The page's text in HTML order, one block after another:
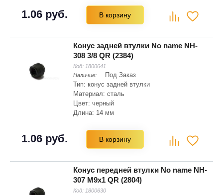
1.06 руб. В корзину
Конус задней втулки No name NH-
308 3/8 QR (2384)
Код: 1800641
Наличие:
Под Заказ
Тип: конус задней втулки
Материал: сталь
Цвет: черный
Длина: 14 мм
1.06 руб. В корзину
Конус передней втулки No name NH-
307 M9x1 QR (2804)
Код: 1800630